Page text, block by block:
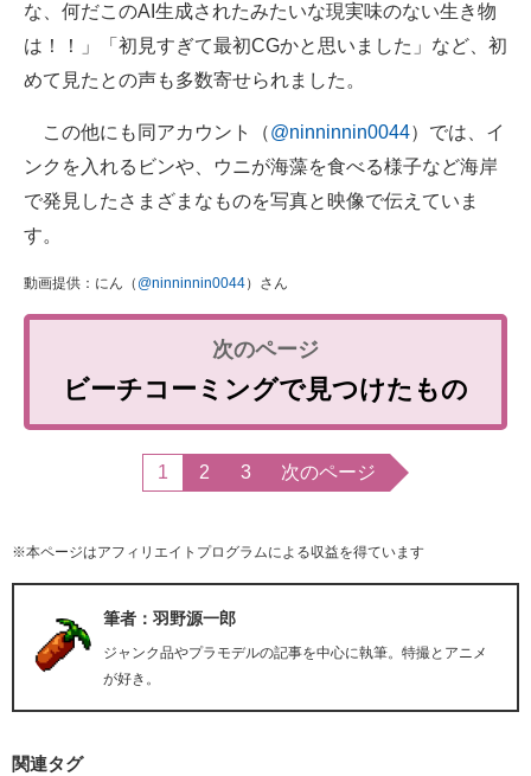
な、何だこのAI生成されたみたいな現実味のない生き物
は！！」「初見すぎて最初CGかと思いました」など、初
めて見たとの声も多数寄せられました。
この他にも同アカウント（@ninninnin0044）では、イ
ンクを入れるビンや、ウニが海藻を食べる様子など海岸
で発見したさまざまなものを写真と映像で伝えていま
す。
動画提供：にん（ @ninninnin0044）さん
ビーチコーミングで見つけたもの
1 2 3 次のページ
※本ページはアフィリエイトプログラムによる収益を得ています
筆者：羽野源一郎
ジャンク品やプラモデルの記事を中心に執筆。特撮とアニメ
が好き。
関連タグ